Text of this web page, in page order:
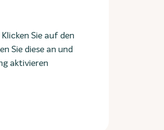
Sie auf den
Sie diese an und
aktivieren